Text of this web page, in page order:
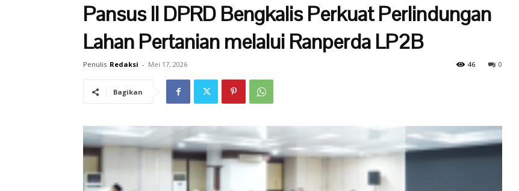
Pansus II DPRD Bengkalis Perkuat Perlindungan
Lahan Pertanian melalui Ranperda LP2B
Penulis Redaksi - Mei 17, 2026 0
46
Bagikan